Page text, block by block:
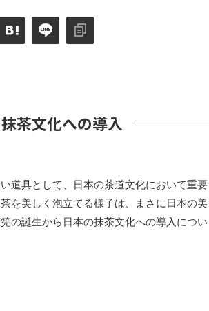
茶文化への導入
道具として、日本の茶道文化において重要
を美しく泡立てる様子は、まさに日本の美
の誕生から日本の抹茶文化への導入につい